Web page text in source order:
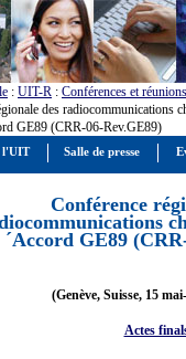
: UIT-R : Conférences et réunions
des radiocommunications
GE89 (CRR-06-Rev.GE89)
Conférence
´Accord GE89
(Genève, Suisse, 15
Actes
l'UIT Salle de presse